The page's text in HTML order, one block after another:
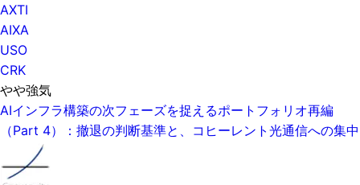
AXTI
AIXA
USO
CRK
やや強気
AIインフラ構築の次フェーズを捉えるポートフォリオ再編
（Part 4）：撤退の判断基準と、コヒーレント光通信への集中